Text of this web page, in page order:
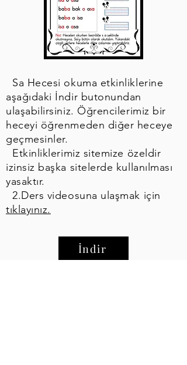
Sa Hecesi okuma etkinliklerine
aşağıdaki İndir butonundan
ulaşabilirsiniz. Öğrencilerimiz bir
heceyi öğrenmeden diğer heceye
geçmesinler.
Etkinliklerimiz sitemize özeldir
izinsiz başka sitelerde kullanılması
yasaktır.
2.Ders videosuna ulaşmak için
tıklayınız.
İndir